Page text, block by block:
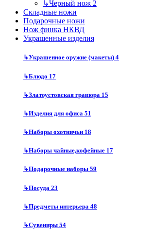
↳Черный нож 2
Складные ножи
Подарочные ножи
Нож финка НКВД
Украшенные изделия
↳Украшенное оружие (макеты) 4
↳Блюдо 17
↳Златоустовская гравюра 15
↳Изделия для офиса 51
↳Наборы охотничьи 18
↳Наборы чайные,кофейные 17
↳Подарочные наборы 59
↳Посуда 23
↳Предметы интерьера 48
↳Сувениры 54